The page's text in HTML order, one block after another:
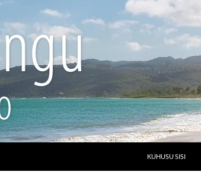
KUHUSU SISI